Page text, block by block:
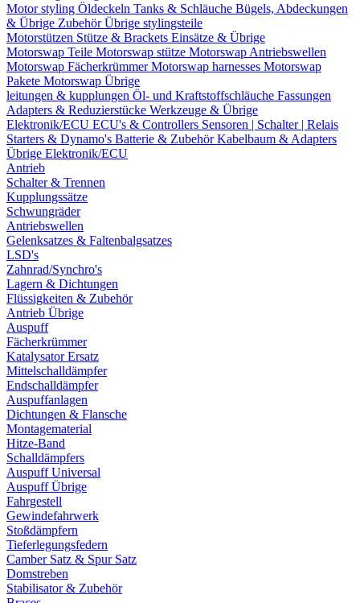
Motor styling Öldeckeln Tanks & Schläuche Bügels, Abdeckungen
& Übrige ZubehörÜbrige stylingsteile
Motorstützen Stütze & Brackets Einsätze & Übrige
Motorswap Teile Motorswap stütze Motorswap Antriebswellen
Motorswap FächerkrümmerMotorswap harnesses Motorswap
Pakete Motorswap Übrige
leitungen & kupplungen Öl- und Kraftstoffschläuche Fassungen
Adapters & Reduzierstücke Werkzeuge & Übrige
Elektronik/ECU ECU's & Controllers Sensoren | Schalter | Relais
Starters & Dynamo's Batterie & ZubehörKabelbaum & Adapters
Übrige Elektronik/ECU
Antrieb
Schalter & Trennen
Kupplungssätze
Schwungräder
Antriebswellen
Gelenksatzes & Faltenbalgsatzes
LSD's
Zahnrad/Synchro's
Lagern & Dichtungen
Flüssigkeiten & Zubehör
Antrieb Übrige
Auspuff
Fächerkrümmer
Katalysator Ersatz
Mittelschalldämpfer
Endschalldämpfer
Auspuffanlagen
Dichtungen & Flansche
Montagematerial
Hitze-Band
Schalldämpfers
Auspuff Universal
Auspuff Übrige
Fahrgestell
Gewindefahrwerk
Stoßdämpfern
Tieferlegungsfedern
Camber Satz & Spur Satz
Domstreben
Stabilisator & Zubehör